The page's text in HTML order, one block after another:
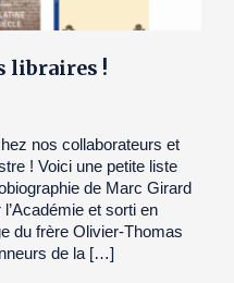
libraires !
nos collaborateurs et
! Voici une petite liste
de Marc Girard
et sorti en
du frère Olivier-Thomas
de la […]